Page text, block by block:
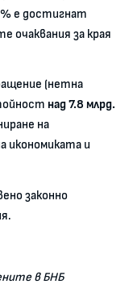
е достигнат
очаквания за края
(нетна
над 7.8 млрд.
на
икономиката и
законно
в БНБ